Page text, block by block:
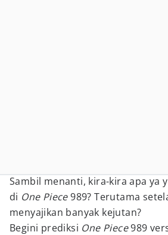
Sambil menanti, kira-kira apa ya
di One Piece989? Terutama
menyajikan banyak kejutan?
Begini prediksi One Piece989